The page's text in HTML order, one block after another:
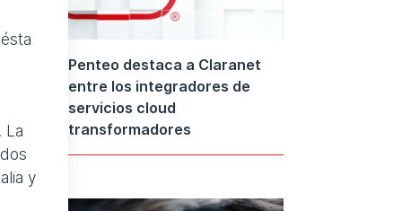
La
y
Penteo destaca a Claranet
entre los integradores de
servicios cloud
transformadores